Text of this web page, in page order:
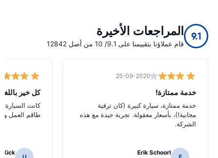
9.1 المراجعات الأخيرة
قام عملاؤنا بتقييمنا على 9.1/ 10 من أصل 12842
25-09-2020
خدمة ممتازة!
خدمة ممتازة، سيارة كبيرة (كان ترقية
مجانية!)، بأسعار معقولة. تجربة جيدة مع هذه
الشركة.
Erik Schoorl
كل خير باللغة
كانت السيارة
طاقم العمل
Kick